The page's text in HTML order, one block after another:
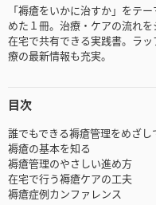
「褥瘡をいかに治すか」をテ
めた１冊。治療・ケアの流れ
在宅で共有できる実践書。ラ
療の最新情報も充実。
目次
誰でもできる褥瘡管理をめざし
褥瘡の基本を知る
褥瘡管理のやさしい進め方
在宅で行う褥瘡ケアの工夫
褥瘡症例カンファレンス